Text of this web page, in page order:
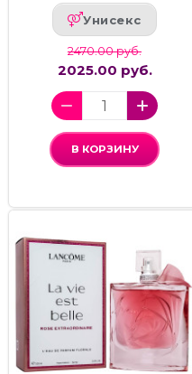
Унисекс
2470.00 руб.
2025.00 руб.
В КОРЗИНУ